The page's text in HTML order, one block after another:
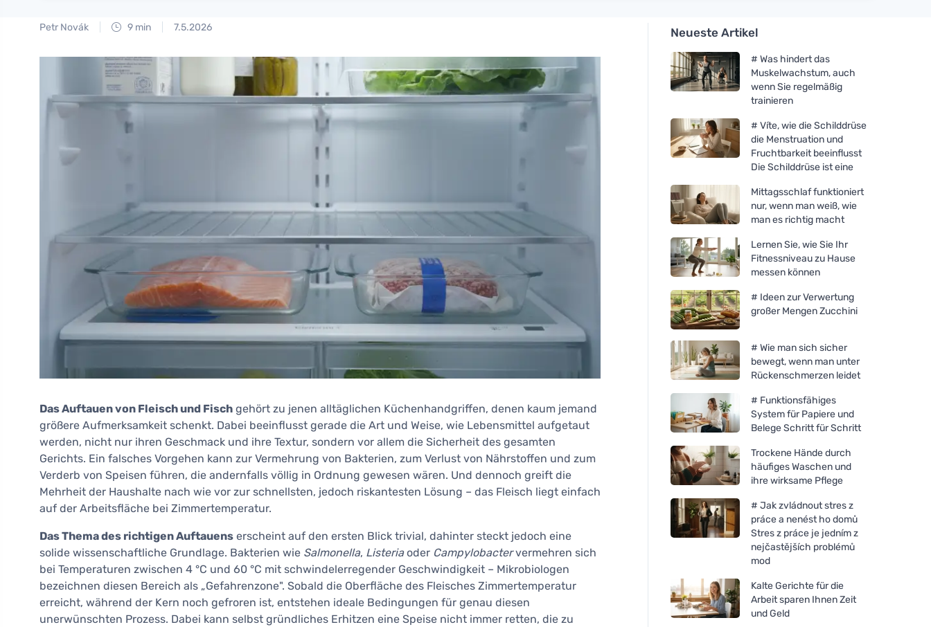
Petr Novák 9 min 7.5.2026
Das Auftauen von Fleisch und Fisch gehört zu jenen alltäglichen Küchenhandgriffen, denen kaum jemand
größere Aufmerksamkeit schenkt. Dabei beeinflusst gerade die Art und Weise, wie Lebensmittel aufgetaut
werden, nicht nur ihren Geschmack und ihre Textur, sondern vor allem die Sicherheit des gesamten
Gerichts. Ein falsches Vorgehen kann zur Vermehrung von Bakterien, zum Verlust von Nährstoffen und zum
Verderb von Speisen führen, die andernfalls völlig in Ordnung gewesen wären. Und dennoch greift die
Mehrheit der Haushalte nach wie vor zur schnellsten, jedoch riskantesten Lösung – das Fleisch liegt einfach
auf der Arbeitsfläche bei Zimmertemperatur.
Das Thema des richtigen Auftauens erscheint auf den ersten Blick trivial, dahinter steckt jedoch eine
solide wissenschaftliche Grundlage. Bakterien wie Salmonella, Listeriaoder Campylobactervermehren sich
bei Temperaturen zwischen 4 °C und 60 °C mit schwindelerregender Geschwindigkeit – Mikrobiologen
bezeichnen diesen Bereich als „Gefahrenzone". Sobald die Oberfläche des Fleisches Zimmertemperatur
erreicht, während der Kern noch gefroren ist, entstehen ideale Bedingungen für genau diesen
unerwünschten Prozess. Dabei kann selbst gründliches Erhitzen eine Speise nicht immer retten, die zu
Neueste Artikel
# Was hindert das
Muskelwachstum, auch
wenn Sie regelmäßig
trainieren
# Víte, wie die Schilddrüse
die Menstruation und
Fruchtbarkeit beeinflusst
Die Schilddrüse ist eine
Mittagsschlaf funktioniert
nur, wenn man weiß, wie
man es richtig macht
Lernen Sie, wie Sie Ihr
Fitnessniveau zu Hause
messen können
# Ideen zur Verwertung
großer Mengen Zucchini
# Wie man sich sicher
bewegt, wenn man unter
Rückenschmerzen leidet
# Funktionsfähiges
System für Papiere und
Belege Schritt für Schritt
Trockene Hände durch
häufiges Waschen und
ihre wirksame Pflege
# Jak zvládnout stres z
práce a nenést ho domů
Stres z práce je jedním z
nejčastějších problémů
mod
Kalte Gerichte für die
Arbeit sparen Ihnen Zeit
und Geld